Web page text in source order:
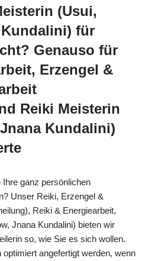
(Usui,
für
Genauso für
Erzengel &
Reiki Meisterin
Kundalini)
ganz persönlichen
Unser Reiki, Erzengel &
Reiki & Energiearbeit,
Jnana Kundalini) bieten wir
so, wie Sie es sich wollen.
angefertigt werden, wenn